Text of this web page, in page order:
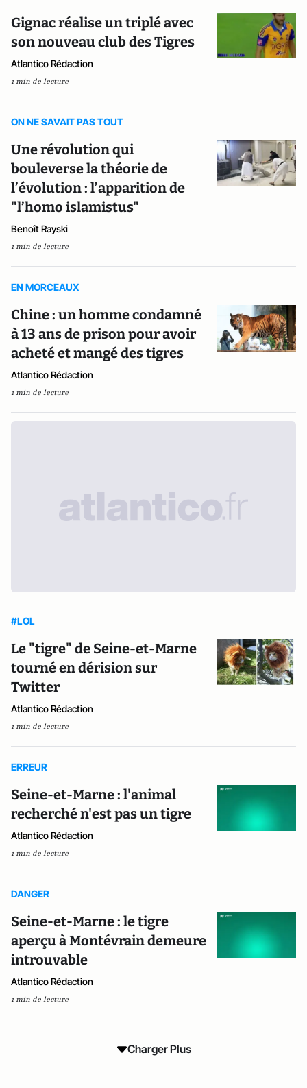
Gignac réalise un triplé avec
son nouveau club des Tigres
Atlantico Rédaction
1 min de lecture
ON NE SAVAIT PAS TOUT
Une révolution qui
bouleverse la théorie de
l’évolution : l’apparition de
"l’homo islamistus"
Benoît Rayski
1 min de lecture
EN MORCEAUX
Chine : un homme condamné
à 13 ans de prison pour avoir
acheté et mangé des tigres
Atlantico Rédaction
1 min de lecture
#LOL
Le "tigre" de Seine-et-Marne
tourné en dérision sur
Twitter
Atlantico Rédaction
1 min de lecture
ERREUR
Seine-et-Marne : l'animal
recherché n'est pas un tigre
Atlantico Rédaction
1 min de lecture
DANGER
Seine-et-Marne : le tigre
aperçu à Montévrain demeure
introuvable
Atlantico Rédaction
1 min de lecture
Charger Plus